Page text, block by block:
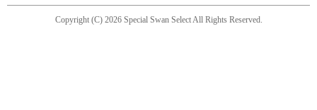
Copyright (C) 2026 Special Swan Select All Rights Reserved.